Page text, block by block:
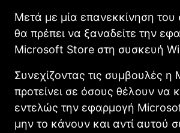
Μετά με μία επανεκκίνηση του
θα πρέπει να ξαναδείτε την
Microsoft Store στη συσκευή
Συνεχίζοντας τις συμβουλές η
προτείνει σε όσους θέλουν να
εντελώς την εφαρμογή
μην το κάνουν και αντί αυτού